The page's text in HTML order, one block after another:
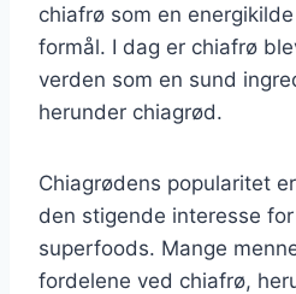
chiafrø som en
formål. I dag er chiafrø
verden som en sund
herunder chiagrød.
Chiagrødens popularitet
den stigende interesse
superfoods. Mange
fordelene ved chiafrø,